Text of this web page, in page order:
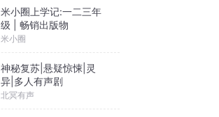
米小圈上学记:一二三年
级 | 畅销出版物
米小圈
神秘复苏|悬疑惊悚|灵
异|多人有声剧
北冥有声